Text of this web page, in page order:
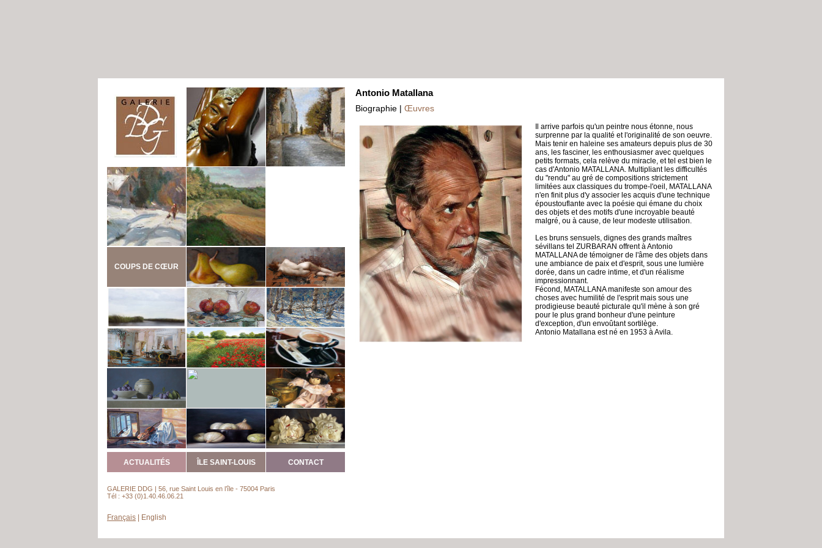
COUPS DE CŒUR
ACTUALITÉS ÎLE SAINT-LOUIS CONTACT
GALERIE DDG | 56, rue Saint Louis en l’île - 75004 Paris
Tél : +33 (0)1.40.46.06.21
Français English
Antonio Matallana
Biographie | Œuvres
Il arrive parfois qu'un peintre nous étonne, nous
surprenne par la qualité et l'originalité de son oeuvre.
Mais tenir en haleine ses amateurs depuis plus de 30
ans, les fasciner, les enthousiasmer avec quelques
petits formats, cela relève du miracle, et tel est bien le
cas d'Antonio MATALLANA. Multipliant les difficultés
du "rendu" au gré de compositions strictement
limitées aux classiques du trompe-l'oeil, MATALLANA
n'en finit plus d'y associer les acquis d'une technique
époustouflante avec la poésie qui émane du choix
des objets et des motifs d'une incroyable beauté
malgré, ou à cause, de leur modeste utilisation.
Les bruns sensuels, dignes des grands maîtres
sévillans tel ZURBARAN offrent à Antonio
MATALLANA de témoigner de l'âme des objets dans
une ambiance de paix et d'esprit, sous une lumière
dorée, dans un cadre intime, et d'un réalisme
impressionnant.
Fécond, MATALLANA manifeste son amour des
choses avec humilité de l'esprit mais sous une
prodigieuse beauté picturale qu'il mène à son gré
pour le plus grand bonheur d'une peinture
d'exception, d'un envoûtant sortilège.
Antonio Matallana est né en 1953 à Avila.